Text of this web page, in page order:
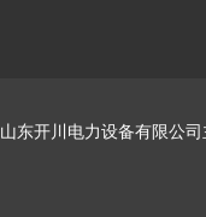
山东开川电力设备有限公